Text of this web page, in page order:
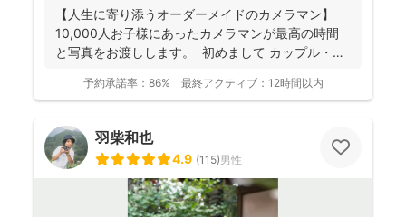
【人生に寄り添うオーダーメイドのカメラマン】
10,000人お子様にあったカメラマンが最高の時間
と写真をお渡しします。 初めまして カップル・
予約承諾率： 86% 最終アクティブ： 12時間以内
羽柴和也
4.9 (115)男性